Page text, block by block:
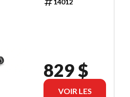
14012
829 $
VOIR LES